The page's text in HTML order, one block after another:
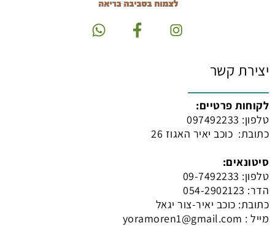
יצירת קשר
לקוחות פרטיים:
טלפון: 097492233
כתובת: כוכב יאיר האגוז 26
סיטונאים:
טלפון: 09-7492233
הדר: 054-2902123
כתובת: כוכב יאיר-צור יגאל
מייל : yoramoren1@gmail.com